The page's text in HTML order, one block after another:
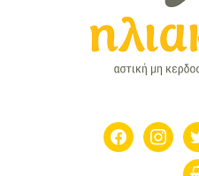
facebookinstagram